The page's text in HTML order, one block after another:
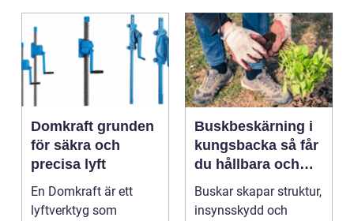
Domkraft grunden
för säkra och
precisa lyft
En Domkraft är ett
lyftverktyg som
Buskbeskärning i
kungsbacka så får
du hållbara och
vackra buskar året
runt
Buskar skapar struktur,
insynsskydd och